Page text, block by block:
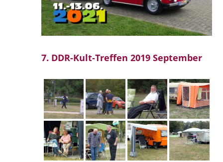
7. DDR-Kult-Treffen 2019 September